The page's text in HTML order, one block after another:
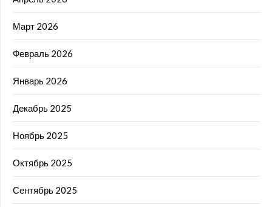
Март 2026
Февраль 2026
Январь 2026
Декабрь 2025
Ноябрь 2025
Октябрь 2025
Сентябрь 2025